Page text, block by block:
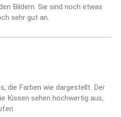
Bildern. Sie sind noch etwas
sehr gut an.
5 stars
die Farben wie dargestellt. Der
Kissen sehen hochwertig aus,